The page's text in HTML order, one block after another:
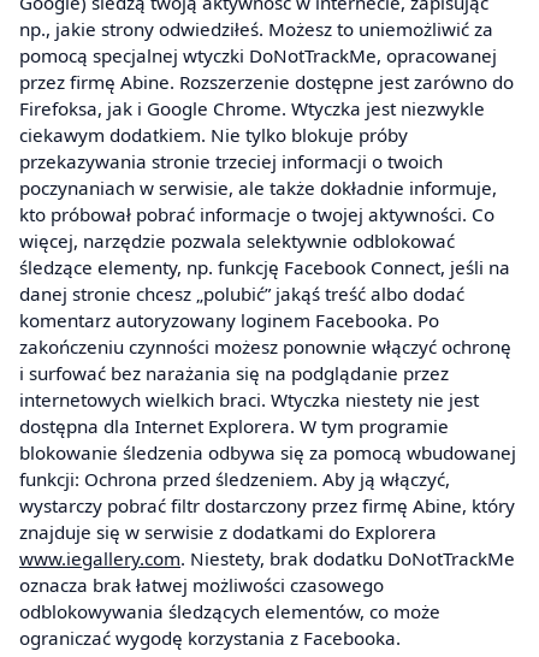
np., jakie strony odwiedziłeś. Możesz to uniemożliwić za
pomocą specjalnej wtyczki DoNotTrackMe, opracowanej
przez firmę Abine. Rozszerzenie dostępne jest zarówno do
Firefoksa, jak i Google Chrome. Wtyczka jest niezwykle
ciekawym dodatkiem. Nie tylko blokuje próby
przekazywania stronie trzeciej informacji o twoich
poczynaniach w serwisie, ale także dokładnie informuje,
kto próbował pobrać informacje o twojej aktywności. Co
więcej, narzędzie pozwala selektywnie odblokować
śledzące elementy, np. funkcję Facebook Connect, jeśli na
danej stronie chcesz „polubić” jakąś treść albo dodać
komentarz autoryzowany loginem Facebooka. Po
zakończeniu czynności możesz ponownie włączyć ochronę
i surfować bez narażania się na podglądanie przez
internetowych wielkich braci. Wtyczka niestety nie jest
dostępna dla Internet Explorera. W tym programie
blokowanie śledzenia odbywa się za pomocą wbudowanej
funkcji: Ochrona przed śledzeniem. Aby ją włączyć,
wystarczy pobrać filtr dostarczony przez firmę Abine, który
znajduje się w serwisie z dodatkami do Explorera
www.iegallery.com. Niestety, brak dodatku DoNotTrackMe
oznacza brak łatwej możliwości czasowego
odblokowywania śledzących elementów, co może
ograniczać wygodę korzystania z Facebooka.